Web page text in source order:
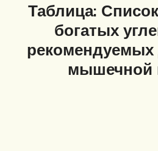
Таблица:
богатых
рекомендуемых
мышечной